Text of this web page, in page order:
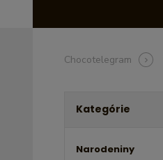
Chocotelegram
Kategórie
Narodeniny